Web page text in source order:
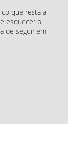
que resta a
esquecer o
de seguir em